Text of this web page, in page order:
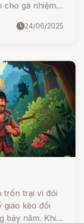
cho gà nhiệm
24/06/2025
trốn trại vì đói
giao kèo đổi
bảy năm. Khi